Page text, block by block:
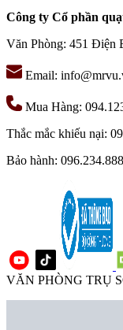
Công ty Cổ phần
Văn Phòng: 451 Điện
Email:
Mua Hàng:
Thắc mắc khiếu nại:
Bảo hành:
VĂN PHÒNG TRỤ